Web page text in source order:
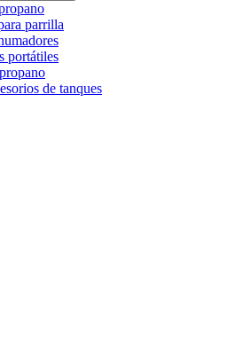
parrilla
portátiles
de tanques